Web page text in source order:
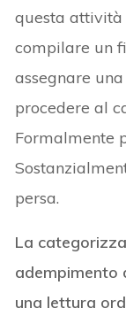
questa attività
compilare un
assegnare
procedere al
Formalmente
persa.
La
adempimento
una lettura